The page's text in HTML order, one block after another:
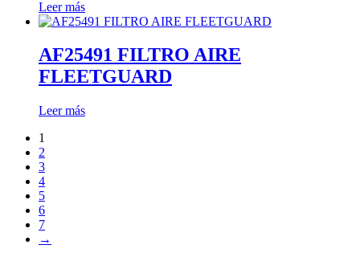
Leer más
AF25491 FILTRO AIRE
FLEETGUARD
Leer más
1
2
3
4
5
6
7
→